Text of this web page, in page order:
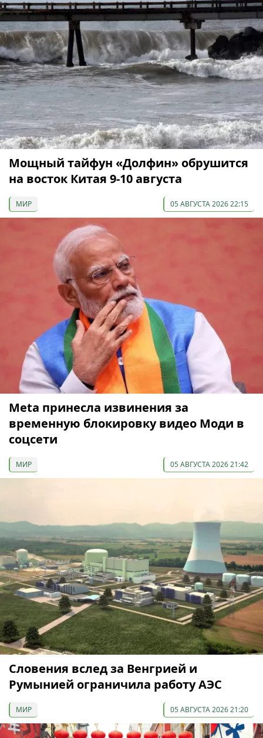
Мощный тайфун «Долфин» обрушится
на восток Китая 9-10 августа
МИР 05 АВГУСТА 2026 22:15
Meta принесла извинения за
временную блокировку видео Моди в
соцсети
МИР 05 АВГУСТА 2026 21:42
Словения вслед за Венгрией и
Румынией ограничила работу АЭС
МИР 05 АВГУСТА 2026 21:20